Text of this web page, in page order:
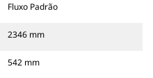
Fluxo Padrão
2346 mm
542 mm